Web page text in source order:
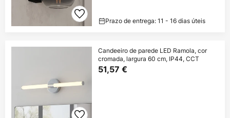
Prazo de entrega: 11 - 16 dias úteis
Candeeiro de parede LED Ramola, cor
cromada, largura 60 cm, IP44, CCT
51,57 €